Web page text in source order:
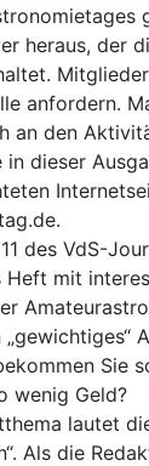
heraus, der
anfordern.
an den
in dieser
des VdS-
mit
„gewichtiges“
Sie
wenig Geld?
lautet
Als die